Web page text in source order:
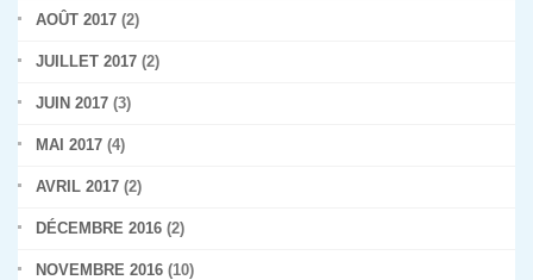
AOÛT 2017 (2)
JUILLET 2017 (2)
JUIN 2017 (3)
MAI 2017 (4)
AVRIL 2017 (2)
DÉCEMBRE 2016 (2)
NOVEMBRE 2016 (10)